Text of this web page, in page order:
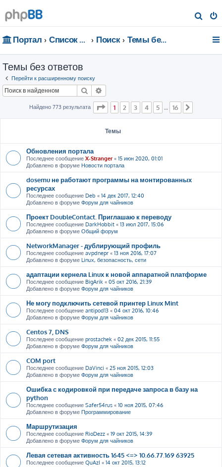
о
Портал Список форумов Поиск Темы без ответов
Темы без ответов
Перейти к расширенному поиску
Поиск
Найдено 773 результата Страница из 16
1 2 3 4 5 16
Темы
Обновления портала
Последнее сообщение X-Stranger« 15 июн 2020, 01:01
Добавлено в форуме Новости портала
dosemu не работают программы на монтированных
ресурсах
Последнее сообщение Deb « 14 дек 2017, 12:40
Добавлено в форуме Форум для чайников
Проект DoubleContact. Приглашаю к переводу
Последнее сообщение DarkHobbit « 13 июл 2017, 15:06
Добавлено в форуме Общий форум
NetworkManager - дублирующий профиль
Последнее сообщение avpdnepr « 13 ноя 2016, 17:07
Добавлено в форуме Linux, безопасность, сети
адаптации кернела Linux к новой аппаратной платформе
Последнее сообщение BigArik « 05 окт 2016, 21:39
Добавлено в форуме Форум для чайников
Не могу подключить сетевой принтер Linux Mint
Последнее сообщение antipod13 « 04 окт 2016, 10:46
Добавлено в форуме Форум для чайников
Centos 7, DNS
Последнее сообщение prostachek « 02 дек 2015, 11:55
Добавлено в форуме Форум для чайников
COM port
Последнее сообщение DaVinci « 25 ноя 2015, 12:03
Добавлено в форуме Форум для чайников
Ошибка с кодировкой при передаче запроса в базу на
python
Последнее сообщение Safer54rus « 10 ноя 2015, 07:46
Добавлено в форуме Программирование
Маршрутизация
Последнее сообщение RioDezz « 19 окт 2015, 14:39
Добавлено в форуме Форум для чайников
Левая сетевая активность 1645 <=> 10.66.77.169 63925
Последнее сообщение QuAzI « 14 окт 2015, 13:12